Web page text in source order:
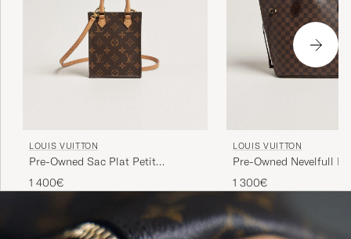
LOUIS VUITTON
Pre-Owned Sac Plat Petit
Bandouliére Monogram
1 400€
LOUIS VUITTON
Pre-Owned Nevelfull
Ebene
1 300€